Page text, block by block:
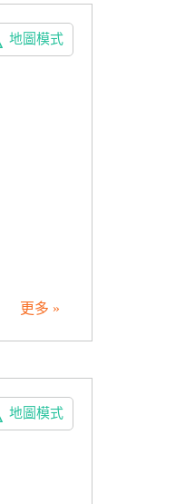
地圖模式
更多 »
地圖模式